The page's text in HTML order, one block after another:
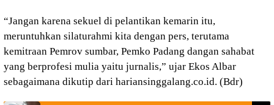
“Jangan karena sekuel di pelantikan kemarin itu,
meruntuhkan silaturahmi kita dengan pers, terutama
kemitraan Pemrov sumbar, Pemko Padang dangan sahabat
yang berprofesi mulia yaitu jurnalis,” ujar Ekos Albar
sebagaimana dikutip dari hariansinggalang.co.id. (Bdr)